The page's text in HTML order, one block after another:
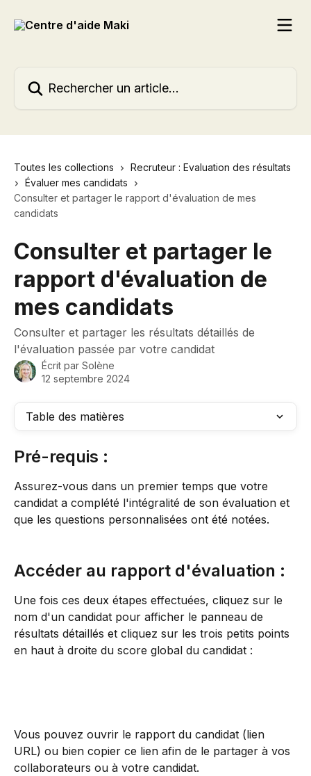
Toutes les collections
Recruteur : Evaluation des résultats
Évaluer mes candidats
Consulter et partager le rapport d'évaluation de mes
candidats
Consulter et partager le
rapport d'évaluation de
mes candidats
Consulter et partager les résultats détaillés de
l'évaluation passée par votre candidat
Écrit par Solène
12 septembre 2024
Table des matières
Pré-requis :
Assurez-vous dans un premier temps que votre
candidat a complété l'intégralité de son évaluation et
que les questions personnalisées ont été notées.
Accéder au rapport d'évaluation :
Une fois ces deux étapes effectuées, cliquez sur le
nom d'un candidat pour afficher le panneau de
résultats détaillés et cliquez sur les trois petits points
en haut à droite du score global du candidat :
Vous pouvez ouvrir le rapport du candidat (lien
URL) ou bien copier ce lien afin de le partager à vos
collaborateurs ou à votre candidat.